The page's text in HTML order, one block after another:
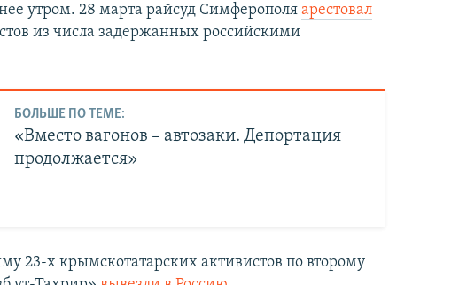
утром. 28 марта райсуд Симферополяарестовал
из числа задержанных российскими
БОЛЬШЕ ПО ТЕМЕ:
«Вместо вагонов – автозаки. Депортация
продолжается»
23-х крымскотатарских активистов по второму